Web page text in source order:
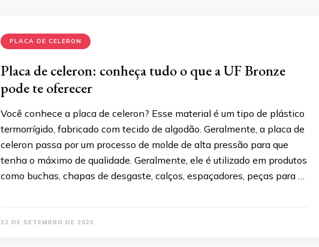
PLACA DE CELERON
Placa de celeron: conheça tudo o que a UF Bronze
pode te oferecer
Você conhece a placa de celeron? Esse material é um tipo de plástico
termorrígido, fabricado com tecido de algodão. Geralmente, a placa de
celeron passa por um processo de molde de alta pressão para que
tenha o máximo de qualidade. Geralmente, ele é utilizado em produtos
como buchas, chapas de desgaste, calços, espaçadores, peças para …
22 DE SETEMBRO DE 2023